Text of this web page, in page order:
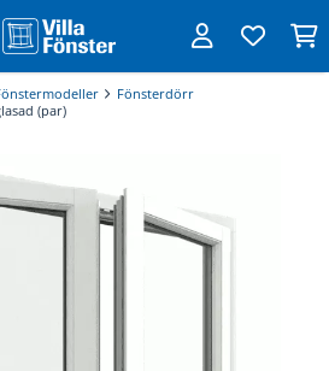
Fönsterdörr
(par)